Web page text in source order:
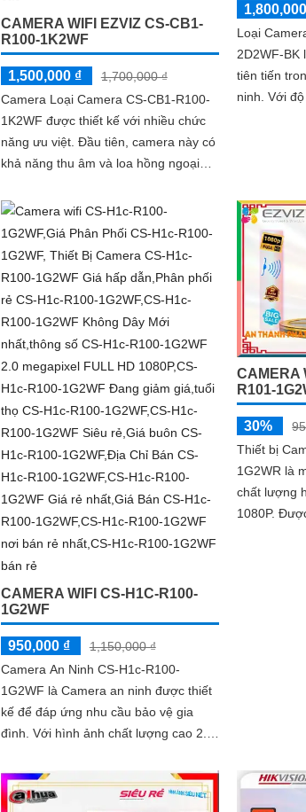
CAMERA WIFI EZVIZ CS-CB1-
R100-1K2WF
1,500,000 ₫
1,700,000 ₫
Camera Loại Camera CS-CB1-R100-
1K2WF được thiết kế với nhiều chức
năng ưu việt. Đầu tiên, camera này có
khả năng thu âm và loa hồng ngoại
nói trực tiếp qua camera
Loại
2D2WF-BK
tiên tiến
ninh. Với độ phân giải 2.0 MP, camera
CAMERA WIFI CS-H1C-R100-
1G2WF
950,000 ₫
1,150,000 ₫
Camera An Ninh CS-H1c-R100-
1G2WF là Camera an ninh được thiết
kế để đáp ứng nhu cầu bảo vệ gia
đình. Với hình ảnh chất lượng cao 2.0
CAMERA
R101-
30%
Thiết bị
1G2WR là
chất lượng
1080P. Được trang bị công nghệ IP